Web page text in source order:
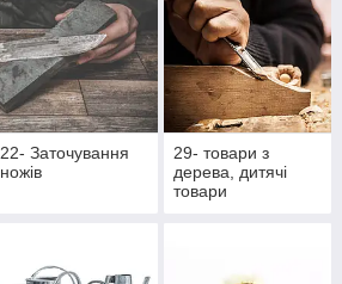
22- Заточування
ножів
29- товари з
дерева, дитячі
товари